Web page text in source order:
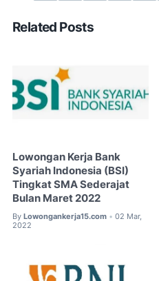
Related Posts
Lowongan Kerja Bank
Syariah Indonesia (BSI)
Tingkat SMA Sederajat
Bulan Maret 2022
By Lowongankerja15.com • 02 Mar,
2022